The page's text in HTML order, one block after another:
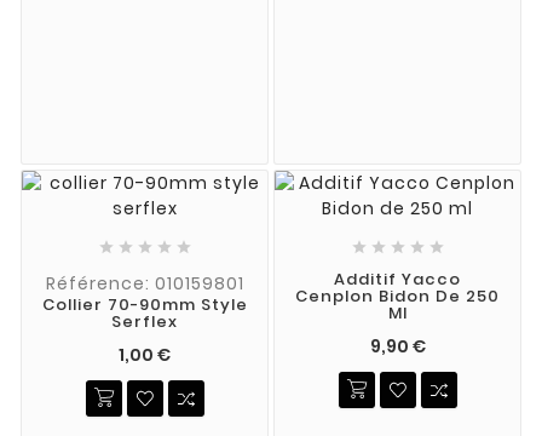
    
Référence: 010159801
Collier 70-90mm Style
Serflex
1,00 €
    
Additif Yacco
Cenplon Bidon De 250
Ml
9,90 €